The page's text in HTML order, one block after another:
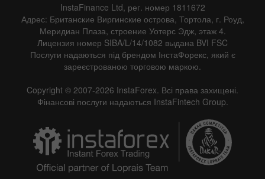
InstaFinance Ltd, рег. номер 1811672
Адрес: Британские Виргинские острова, Тортола, г. Роуд,
Меридиан Плаза, строение Уотерс Эдж, этаж 4.
Лицензия номер SIBA/L/14/1082 выдана BVI FSC
Послуги надаються під брендом ІнстаФорекс, який є
зареєстрованою торговою маркою.
Copyright © 2007-2026 InstaForex. Всі права захищені.
Фінансові послуги надаються InstaFintech Group.